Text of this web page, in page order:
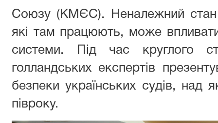
Союзу (КМЄС). Неналежний стан
які там працюють, може
системи. Під час круглого
голландських експертів
безпеки українських судів, над
півроку.